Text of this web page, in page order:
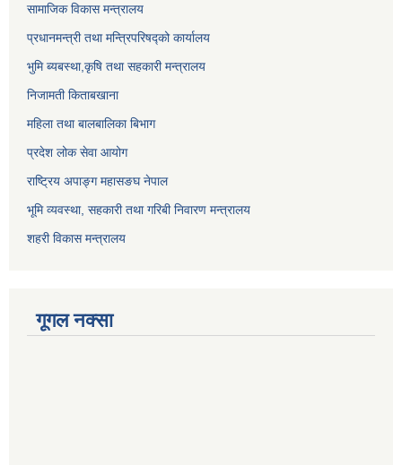
सामाजिक विकास मन्त्रालय
प्रधानमन्त्री तथा मन्त्रिपरिषद्को कार्यालय
भुमि ब्यबस्था,कृषि तथा सहकारी मन्त्रालय
निजामती किताबखाना
महिला तथा बालबालिका बिभाग
प्रदेश लोक सेवा आयोग
राष्ट्रिय अपाङ्ग महासङघ नेपाल
भूमि व्यवस्था, सहकारी तथा गरिबी निवारण मन्त्रालय
शहरी विकास मन्त्रालय
गूगल नक्सा